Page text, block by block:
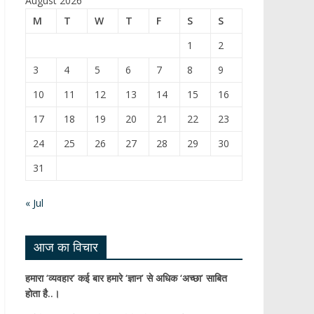
M
T W T F S
S
1
2
3
4 5 6 7 8
9
10
11 12 13 14 15
16
17
18 19 20 21 22
23
24
25 26 27 28 29
30
31
« Jul
आज का विचार
हमारा ‘व्यवहार’ कई बार हमारे ‘ज्ञान’ से अधिक ‘अच्छा’ साबित
होता है..।